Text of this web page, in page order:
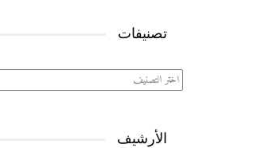
تصنيفات
تصنيفات
الأرشيف